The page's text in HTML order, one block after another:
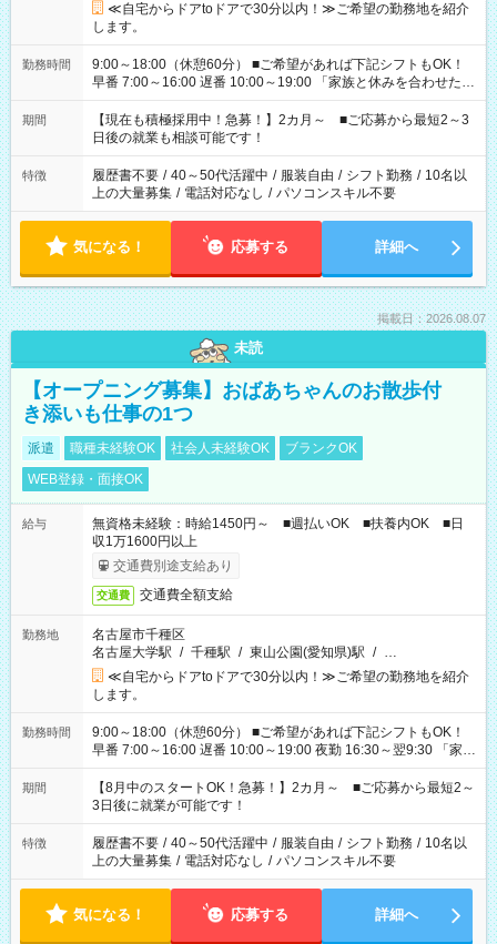
≪自宅からドアtoドアで30分以内！≫ご希望の勤務地を紹介
します。
勤務時間
9:00～18:00（休憩60分） ■ご希望があれば下記シフトもOK！
早番 7:00～16:00 遅番 10:00～19:00 「家族と休みを合わせた
い」 「余裕を持って夕飯の準備がしたい」 「できれば残業はし
たくない」 など、ご希望を教えてくださいね。 ※Wワーク希望
の方へ 今ご覧のお仕事で希望する勤務時間と、もう1つのお仕事
の勤務時間。 合計で週40時間を超える場合は応募できません。
期間
【現在も積極採用中！急募！】2カ月～ ■ご応募から最短2～3
日後の就業も相談可能です！
特徴 履歴書不要 / 40～50代活躍中 / 服装自由 / シフト勤務 / 10名以
上の大量募集 / 電話対応なし / パソコンスキル不要
気になる！ 応募する 詳細へ
掲載日：2026.08.07
未読
【オープニング募集】おばあちゃんのお散歩付
き添いも仕事の1つ
派遣 職種未経験OK 社会人未経験OK
ブランクOK
WEB登録・面接OK
給与
無資格未経験：時給1450円～ ■週払いOK ■扶養内OK ■日
収1万1600円以上
交通費別途支給あり
交通費 交通費全額支給
勤務地
名古屋市千種区
名古屋大学駅 / 千種駅 / 東山公園(愛知県)駅 / …
≪自宅からドアtoドアで30分以内！≫ご希望の勤務地を紹介
します。
勤務時間
9:00～18:00（休憩60分） ■ご希望があれば下記シフトもOK！
早番 7:00～16:00 遅番 10:00～19:00 夜勤 16:30～翌9:30 「家族
と休みを合わせたい」 「余裕を持って夕飯の準備がしたい」
「できれば残業はしたくない」 など、ご希望を教えてください
ね。 ※Wワーク希望の方へ 今ご覧のお仕事で希望する勤務時間
と、もう1つのお仕事の勤務時間。 合計で週40時間を超える場
合は応募できません。
期間
【8月中のスタートOK！急募！】2カ月～ ■ご応募から最短2～
3日後に就業が可能です！
特徴 履歴書不要 / 40～50代活躍中 / 服装自由 / シフト勤務 / 10名以
上の大量募集 / 電話対応なし / パソコンスキル不要
気になる！ 応募する 詳細へ